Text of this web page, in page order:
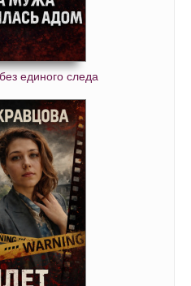
единого следа